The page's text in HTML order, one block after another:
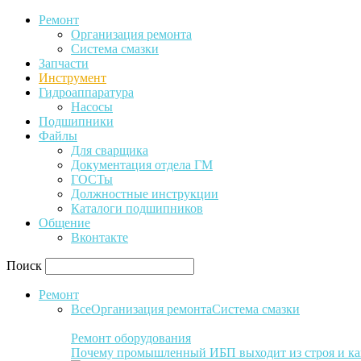
Ремонт
Организация ремонта
Система смазки
Запчасти
Инструмент
Гидроаппаратура
Насосы
Подшипники
Файлы
Для сварщика
Документация отдела ГМ
ГОСТы
Должностные инструкции
Каталоги подшипников
Общение
Вконтакте
Поиск
Ремонт
ВсеОрганизация ремонтаСистема смазки
Ремонт оборудования
Почему промышленный ИБП выходит из строя и